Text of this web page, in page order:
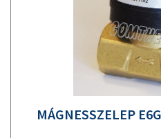
MÁGNESSZELEP